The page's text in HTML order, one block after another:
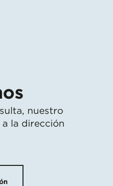
nuestro
la dirección